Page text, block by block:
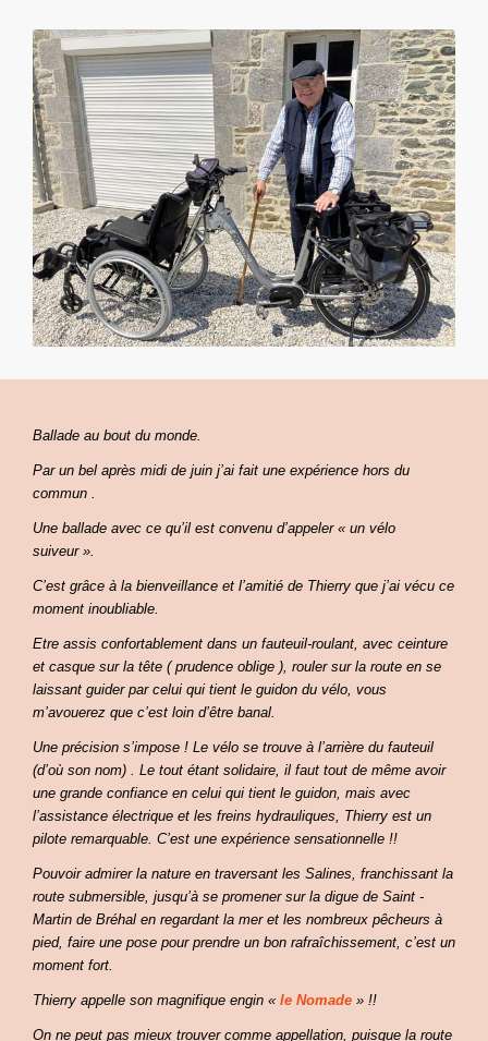
Ballade au bout du monde.
Par un bel après midi de juin j’ai fait une expérience hors du
commun .
Une ballade avec ce qu’il est convenu d’appeler « un vélo
suiveur ».
C’est grâce à la bienveillance et l’amitié de Thierry que j’ai vécu ce
moment inoubliable.
Etre assis confortablement dans un fauteuil-roulant, avec ceinture
et casque sur la tête ( prudence oblige ), rouler sur la route en se
laissant guider par celui qui tient le guidon du vélo, vous
m’avouerez que c’est loin d’être banal.
Une précision s’impose ! Le vélo se trouve à l’arrière du fauteuil
(d’où son nom) . Le tout étant solidaire, il faut tout de même avoir
une grande confiance en celui qui tient le guidon, mais avec
l’assistance électrique et les freins hydrauliques, Thierry est un
pilote remarquable. C’est une expérience sensationnelle !!
Pouvoir admirer la nature en traversant les Salines, franchissant la
route submersible, jusqu’à se promener sur la digue de Saint -
Martin de Bréhal en regardant la mer et les nombreux pêcheurs à
pied, faire une pose pour prendre un bon rafraîchissement, c’est un
moment fort.
Thierry appelle son magnifique engin « le Nomade » !!
On ne peut pas mieux trouver comme appellation, puisque la route